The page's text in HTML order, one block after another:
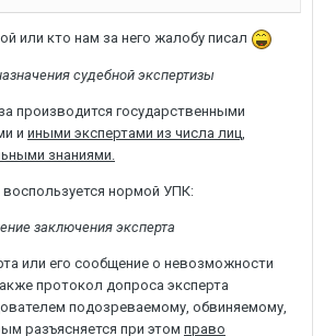
или кто нам за него жалобу писал
судебной экспертизы
производится государственными
и иными экспертами из числа лиц,
знаниями.
нормой УПК:
заключения эксперта
или его сообщение о невозможности
протокол допроса эксперта
подозреваемому, обвиняемому,
разъясняется при этом право